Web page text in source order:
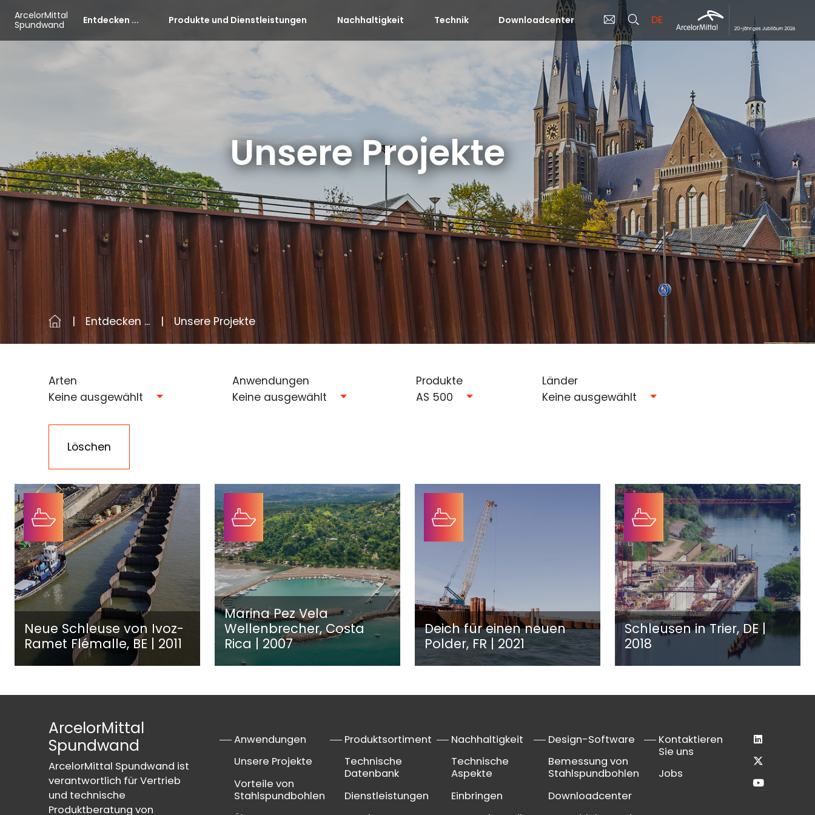
ArcelorMittal
Spundwand
Entdecken ... Produkte und Dienstleistungen Nachhaltigkeit Technik Downloadcenter DE
Unsere Projekte
Entdecken ... Unsere Projekte
Arten
Keine ausgewählt
Anwendungen
Keine ausgewählt
Produkte
AS 500
Länder
Keine ausgewählt
Löschen
Neue Schleuse von Ivoz-
Ramet Flémalle, BE | 2011
Marina Pez Vela
Wellenbrecher, Costa
Rica | 2007
Deich für einen neuen
Polder, FR | 2021
Schleusen in Trier, DE |
2018
ArcelorMittal
Spundwand
ArcelorMittal Spundwand ist
verantwortlich für Vertrieb
und technische
Produktberatung von
Anwendungen
Unsere Projekte
Vorteile von
Stahlspundbohlen
Produktsortiment
Technische
Datenbank
Dienstleistungen
Nachhaltigkeit
Technische
Aspekte
Einbringen
Design-Software
Bemessung von
Stahlspundbohlen
Downloadcenter
Kontaktieren
Sie uns
Jobs